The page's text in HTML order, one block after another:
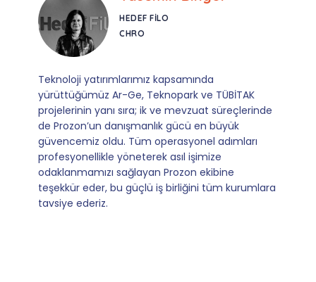
CORESYS
SATIŞ YÖNETICISI
Mevzuata uyum, başvuru ve izleme adımlarında
sağladıkları kusursuz yönlendirme sayesinde artık
operasyonlarımızı sıfır kaygı ve tam güvenle
yürütüyoruz. İş birliğimizi bizim için asıl değerli
kılan ise; ihtiyaç duyduğumuz her an ulaşılabilir
olmaları ve sorularımıza aldığımız hızlı geri
dönüşler.